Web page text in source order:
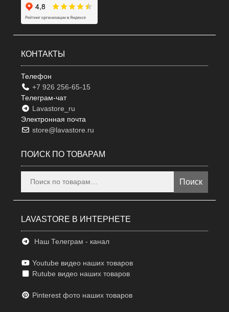
КОНТАКТЫ
Телефон
+7 926 256-65-15
Телеграм-чат
Lavastore_ru
Электронная почта
store@lavastore.ru
ПОИСК ПО ТОВАРАМ
Поиск
LAVASTORE В ИНТЕРНЕТЕ
Наш Телеграм - канал
Youtube видео наших товаров
Rutube видео наших товаров
Pinterest фото наших товаров